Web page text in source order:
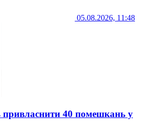
05.08.2026, 11:48
привласнити 40 помешкань у